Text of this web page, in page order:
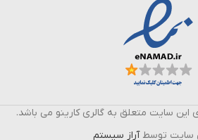
سایت متعلق به گالری کارینو می باشد.
سایت توسطآراز سیستم